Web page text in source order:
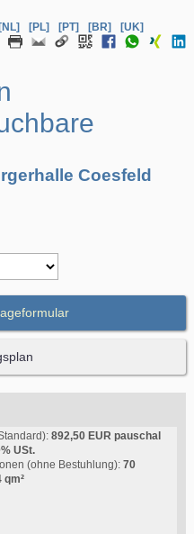
[NL] [PL] [PT] [BR]
[UK]
Coesfeld
892,50 EUR pauschal
USt.
(ohne Bestuhlung): 70
qm²